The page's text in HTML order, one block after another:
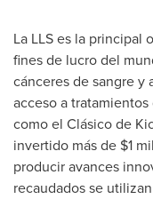
La LLS es la principal
fines de lucro del
cánceres de sangre y
acceso a
como el Clásico de
invertido más de $1 mil
producir avances
recaudados se